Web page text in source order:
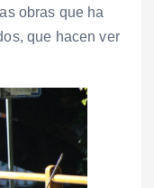
obras que ha
que hacen ver